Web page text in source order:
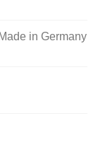
in Germany